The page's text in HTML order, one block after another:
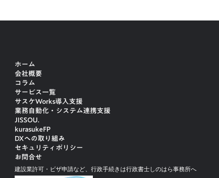
ホーム
会社概要
コラム
サービス一覧
サスケWorks導入支援
業務自動化・システム連携支援
JISSOU.
kurasukeFP
DXへの取り組み
セキュリティポリシー
お問合せ
建設業許可・ビザ申請など、行政手続きは行政書士しのはら事務所へ